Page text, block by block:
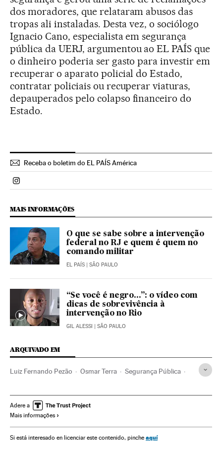
dos moradores, que relataram abusos das
tropas ali instaladas. Desta vez, o sociólogo
Ignacio Cano, especialista em segurança
pública da UERJ, argumentou ao EL PAÍS que
o dinheiro poderia ser gasto para investir em
recuperar o aparato policial do Estado,
contratar policiais ou recuperar viaturas,
depauperados pelo colapso financeiro do
Estado.
Receba o boletim do EL PAÍS América
Politica El País Brasil en Instagram
MAIS INFORMAÇÕES
O que se sabe sobre a intervenção
federal no RJ e quem é quem no
comando militar
EL PAÍS | SÃO PAULO
“Se você é negro...”: o vídeo com
dicas de sobrevivência à
intervenção no Rio
GIL ALESSI | SÃO PAULO
ARQUIVADO EM
Luiz Fernando Pezão Osmar Terra Segurança Pública
Ordem pública Crises políticas
Rio de Janeiro
Segurança civil Estado Rio de Janeiro Forças armadas
Adere a
Mais informações
Si está interesado en licenciar este contenido, pinche aquí